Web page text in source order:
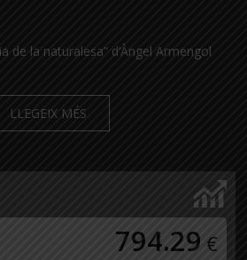
de la naturalesa” d’Àngel Armengol
LLEGEIX MÉS
794.29 €